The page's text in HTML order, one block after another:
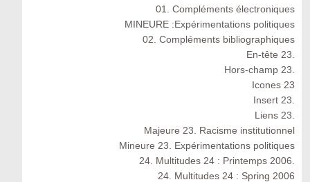
01. Compléments électroniques
MINEURE :Expérimentations politiques
02. Compléments bibliographiques
En-tête 23.
Hors-champ 23.
Icones 23
Insert 23.
Liens 23.
Majeure 23. Racisme institutionnel
Mineure 23. Expérimentations politiques
24. Multitudes 24 : Printemps 2006.
24. Multitudes 24 : Spring 2006